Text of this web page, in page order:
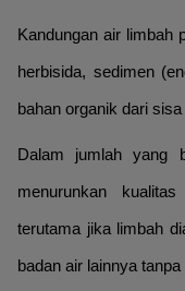
Kandungan air limbah
herbisida, sedimen
bahan organik dari
Dalam jumlah yang
menurunkan
terutama jika limbah
badan air lainnya